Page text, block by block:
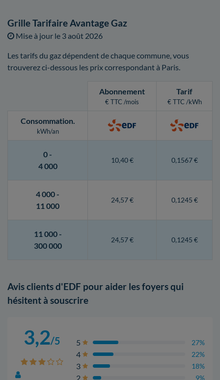
Grille Tarifaire Avantage Gaz
Mise à jour le 3 août 2026
Les tarifs du gaz dépendent de chaque commune, vous
trouverez ci-dessous les prix correspondant à Paris.
Abonnement
€ TTC /mois
Tarif
€ TTC /kWh
Consommation.
kWh/an
0 -
4 000
10,40 € 0,1567 €
4 000 -
11 000
24,57 € 0,1245 €
11 000 -
300 000
24,57 € 0,1245 €
Avis clients d'EDF pour aider les foyers qui
hésitent à souscrire
3,2/5 5 27%
4 22%
3 18%
2 9%